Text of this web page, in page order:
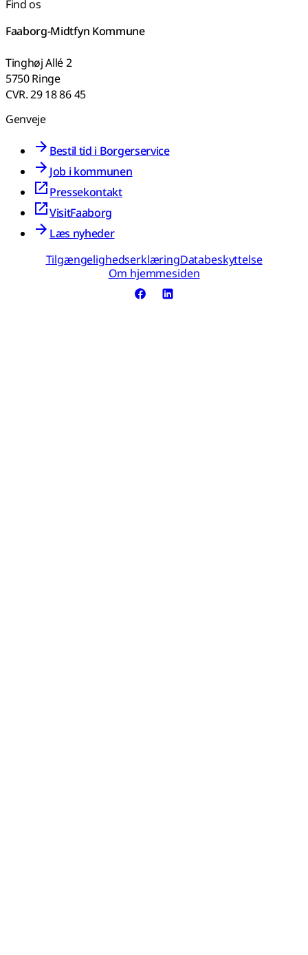
Find os
Faaborg-Midtfyn Kommune
Tinghøj Allé 2
5750 Ringe
CVR. 29 18 86 45
Genveje
Bestil tid i Borgerservice
Job i kommunen
Pressekontakt
VisitFaaborg
Læs nyheder
TilgængelighedserklæringDatabeskyttelse
Om hjemmesiden